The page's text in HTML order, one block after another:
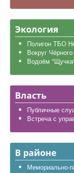
Экология
Полигон ТБО
Вокруг
Водоём
Власть
Публичные
Встреча с
В районе
Мемориально-